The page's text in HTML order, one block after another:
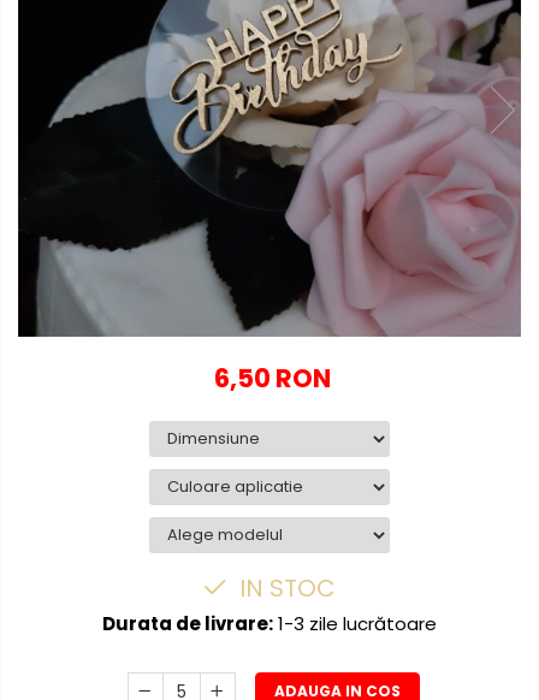
Globuri personalizate
Decoratiuni Craciun
Pachete cadou Craciun
Paste
Valentines Day
Cadouri indragostiti
1-8 Martie
Scoala/Absolvire
6,50 RON
IN STOC
Durata de livrare:1-3 zile lucrătoare
ADAUGA IN COS